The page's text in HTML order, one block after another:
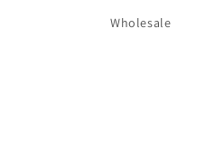
Wholesale